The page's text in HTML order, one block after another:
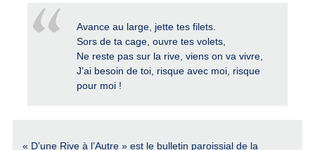
Avance au large, jette tes filets.
Sors de ta cage, ouvre tes volets,
Ne reste pas sur la rive, viens on va vivre,
J’ai besoin de toi, risque avec moi, risque
pour moi !
« D’une Rive à l’Autre » est le bulletin paroissial de la